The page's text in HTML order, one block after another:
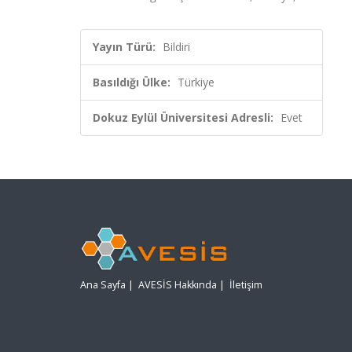
Yayın Türü: Bildiri
Basıldığı Ülke: Türkiye
Dokuz Eylül Üniversitesi Adresli: Evet
Ana Sayfa | AVESİS Hakkında | İletişim